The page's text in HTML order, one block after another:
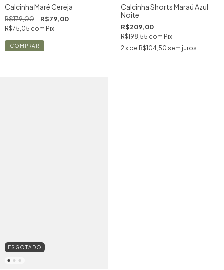
Calcinha Maré Cereja
R$179,00 R$79,00
R$75,05 com Pix
COMPRAR
Calcinha Shorts Maraú Azul
Noite
R$209,00
R$198,55 com Pix
2 x de R$104,50 sem juros
ESGOTADO